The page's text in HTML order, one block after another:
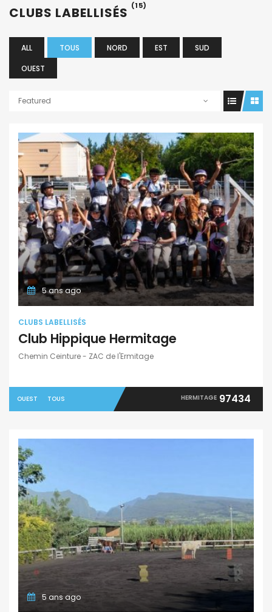
CLUBS LABELLISÉS (15)
ALL TOUS NORD EST
SUD
OUEST
Featured
5 ans ago
CLUBS LABELLISÉS
Club Hippique Hermitage
Chemin Ceinture - ZAC de l'Ermitage
OUEST TOUS HERMITAGE 97434
5 ans ago